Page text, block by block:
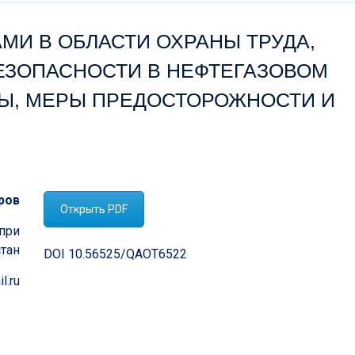
В ОБЛАСТИ ОХРАНЫ ТРУДА,
В НЕФТЕГАЗОВОМ
МЕРЫ ПРЕДОСТОРОЖНОСТИ И
Открыть PDF
DOI 10.56525/QAOT6522